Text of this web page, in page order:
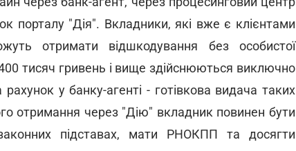
порталу "Дія". Вкладники, які вже є клієнтами
отримати відшкодування без особистої
400 тисяч гривень і вище здійснюються виключно
у банку-агенті - готівкова видача таких
отримання через "Дію" вкладник повинен бути
підставах, мати РНОКПП та досягти